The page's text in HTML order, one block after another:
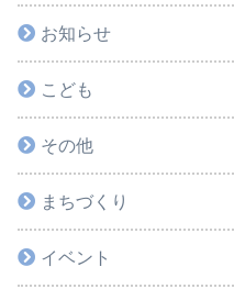
お知らせ
こども
その他
まちづくり
イベント